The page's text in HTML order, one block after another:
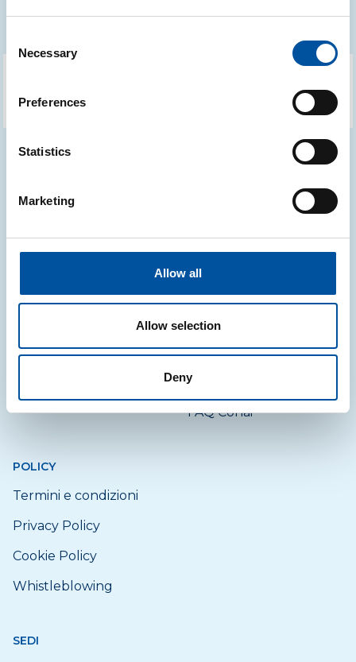
Selection
Necessary
Preferences
Statistics
Marketing
Allow all
Allow selection
Deny
Media kit
CONAI Community e
Video
Glossario
Area associazioni
Area privata
Area APQN
FAQ Conai
POLICY
Termini e condizioni
Privacy Policy
Cookie Policy
Whistleblowing
SEDI